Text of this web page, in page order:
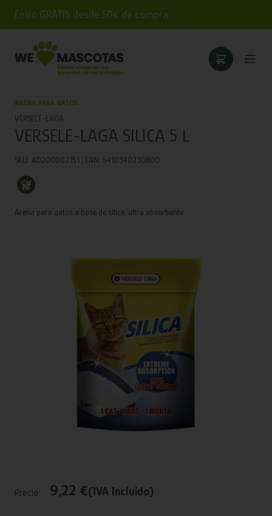
Envío GRATIS desde 50€ de compra
ARENA PARA GATOS
VERSELE-LAGA
VERSELE-LAGA SILICA 5 L
SKU: AD200002151 | EAN: 5410340230800
Arena para gatos a base de sílice, ultra absorbente.
Precio: 9,22 €(IVA Incluido)